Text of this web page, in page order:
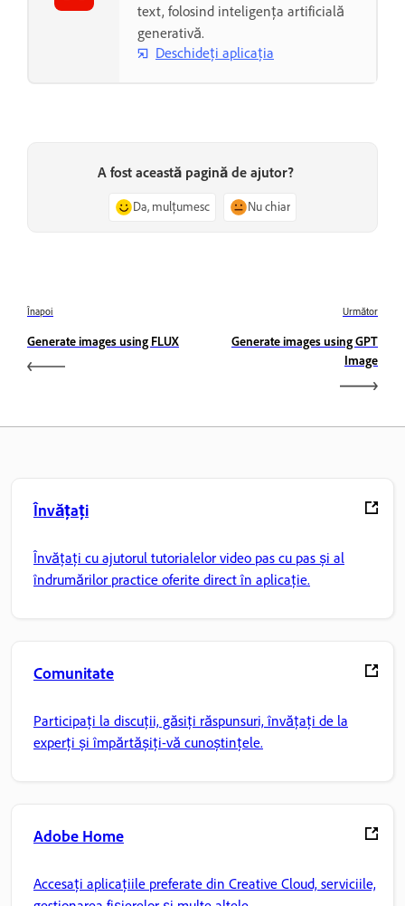
text, folosind inteligența artificială
generativă.
Deschideți aplicația
A fost această pagină de ajutor?
Da, mulțumesc Nu chiar
Înapoi
Generate images using FLUX
Următor
Generate images using GPT
Image
Învățați
Învățați cu ajutorul tutorialelor video pas cu pas și al
îndrumărilor practice oferite direct în aplicație.
Comunitate
Participați la discuții, găsiți răspunsuri, învățați de la
experți și împărtășiți-vă cunoștințele.
Adobe Home
Accesați aplicațiile preferate din Creative Cloud, serviciile,